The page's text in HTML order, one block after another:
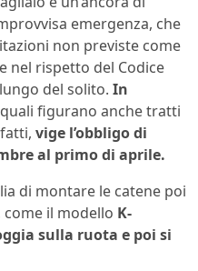
emergenza, che
non previste come
nel rispetto del Codice
del solito. In
figurano anche tratti
vige l’obbligo di
al primo di aprile.
di montare le catene poi
come il modello K-
sulla ruota e poi si